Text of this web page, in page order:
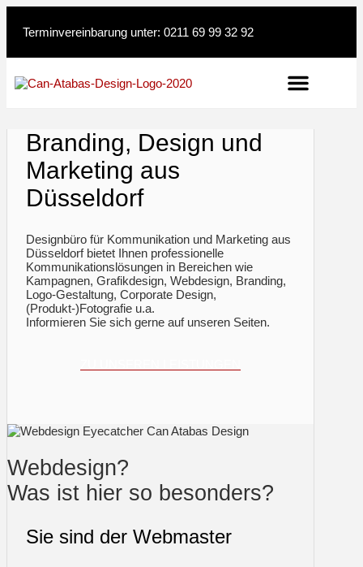
Terminvereinbarung unter: 0211 69 99 32 92
Branding, Design und
Marketing aus
Düsseldorf
Designbüro für Kommunikation und Marketing aus
Düsseldorf bietet Ihnen professionelle
Kommunikations­lösungen in Bereichen wie
Kampagnen, Grafikdesign, Webdesign, Branding,
Logo-Gestaltung, Corporate Design,
(Produkt-)Fotografie u.a.
Informieren Sie sich gerne auf unseren Seiten.
Webdesign?
Was ist hier so besonders?
Sie sind der Webmaster